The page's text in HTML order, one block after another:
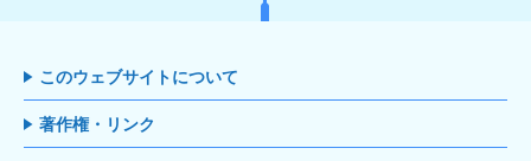
このウェブサイトについて
著作権・リンク